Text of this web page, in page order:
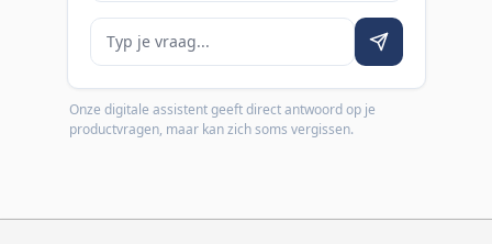
Je vraag
Onze digitale assistent geeft direct antwoord op je
productvragen, maar kan zich soms vergissen.